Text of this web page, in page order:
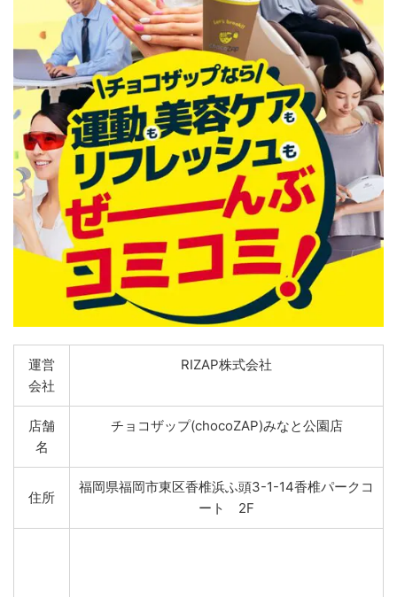
運営
会社
RIZAP株式会社
店舗
名
チョコザップ(chocoZAP)みなと公園店
住所
福岡県福岡市東区香椎浜ふ頭3-1-14香椎パークコ
ート 2F